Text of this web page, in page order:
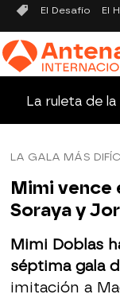
El Desafío El
La ruleta de
LA GALA MÁS
Mimi vence
Soraya y
Mimi Doblas
séptima gala
imitación a